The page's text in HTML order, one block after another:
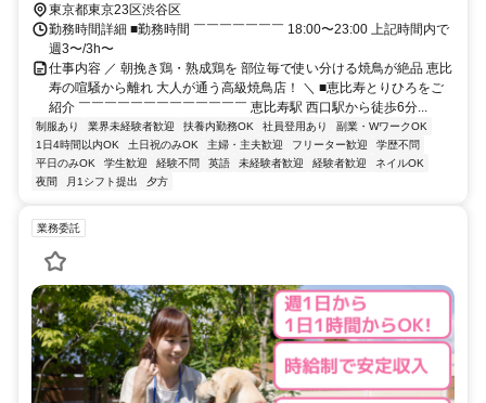
東京都東京23区渋谷区
勤務時間詳細 ■勤務時間 ￣￣￣￣￣￣￣ 18:00〜23:00 上記時間内で
週3〜/3h〜
仕事内容 ／ 朝挽き鶏・熟成鶏を 部位毎で使い分ける焼鳥が絶品 恵比
寿の喧騒から離れ 大人が通う高級焼鳥店！ ＼ ■恵比寿とりひろをご
紹介 ￣￣￣￣￣￣￣￣￣￣￣￣￣ 恵比寿駅 西口駅から徒歩6分...
制服あり 業界未経験者歓迎 扶養内勤務OK 社員登用あり
副業・WワークOK
1日4時間以内OK
土日祝のみOK 主婦・主夫歓迎 フリーター歓迎
学歴不問
平日のみOK
学生歓迎 経験不問 英語 未経験者歓迎 経験者歓迎
ネイルOK
夜間
月1シフト提出 夕方
業務委託